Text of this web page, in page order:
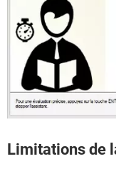
Limitations de